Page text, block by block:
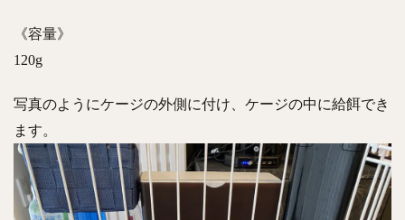
《容量》
120g
写真のようにケージの外側に付け、ケージの中に給餌でき
ます。